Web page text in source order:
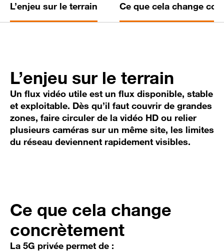
L’enjeu sur le terrain Ce que cela change
L’enjeu sur le terrain
Un flux vidéo utile est un flux disponible, stable
et exploitable. Dès qu’il faut couvrir de grandes
zones, faire circuler de la vidéo HD ou relier
plusieurs caméras sur un même site, les limites
du réseau deviennent rapidement visibles.
Ce que cela change
concrètement
La 5G privée permet de :